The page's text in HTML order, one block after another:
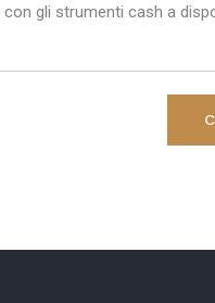
gli strumenti cash a